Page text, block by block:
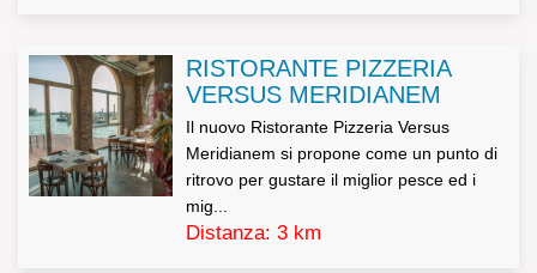
trattamento e determinerà le conseguenti decisioni
rapportate all’importanza dei dati richiesti rispetto alla
gestione del rapporto commerciale.
I dati potranno essere conosciuti solo dal nostro
personale aziendale.
RISTORANTE PIZZERIA
VERSUS MERIDIANEM
Il nuovo Ristorante Pizzeria Versus
Meridianem si propone come un punto di
ritrovo per gustare il miglior pesce ed i
mig...
Distanza: 3 km